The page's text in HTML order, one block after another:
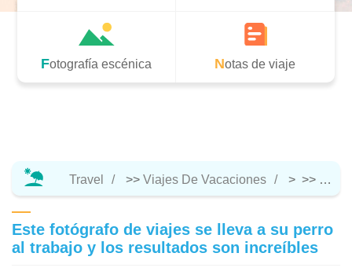
Fotografía escénica Notas de viaje
Travel >> Viajes De Vacaciones > >>
Este fotógrafo de viajes se lleva a su perro
al trabajo y los resultados son increíbles